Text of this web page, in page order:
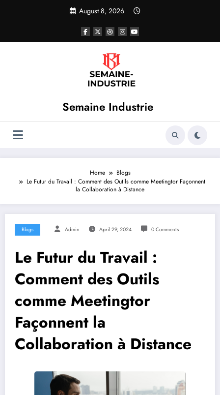
August 8, 2026
Semaine Industrie
Home
Blogs
Le Futur du Travail : Comment des Outils comme Meetingtor Façonnent
la Collaboration à Distance
Blogs Admin April 29, 2024 0 Comments
Le Futur du Travail :
Comment des Outils
comme Meetingtor
Façonnent la
Collaboration à Distance